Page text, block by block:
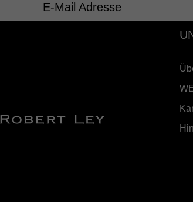
E-Mail Adresse